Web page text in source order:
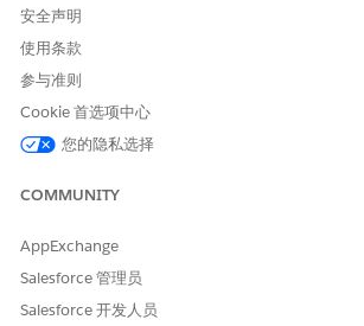
当合规性问题被记录并映射到其来源时，例
的风险、策略或审计，请使用模板创建行动
相关联，以将修复工作组织成可分配的任务
完成合规问题的补救任务
通过完成每个补救任务并上传支持文件，
行动计划。作为解析者，您负责完成行动计
到“审查”状态，以便问题所有人可以验证您
查看并关闭合规问题
已完成的任务和证据，然后关闭问题或将其
态，以进行其他工作。
安全声明
使用条款
参与准则
Cookie 首选项中心
您的隐私选择
COMMUNITY
AppExchange
Salesforce 管理员
Salesforce 开发人员